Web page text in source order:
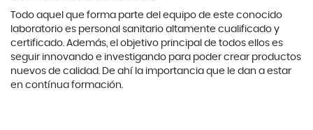
Todo aquel que forma parte del equipo de este conocido
laboratorio es personal sanitario altamente cualificado y
certificado. Además, el objetivo principal de todos ellos es
seguir innovando e investigando para poder crear productos
nuevos de calidad. De ahí la importancia que le dan a estar
en contínua formación.